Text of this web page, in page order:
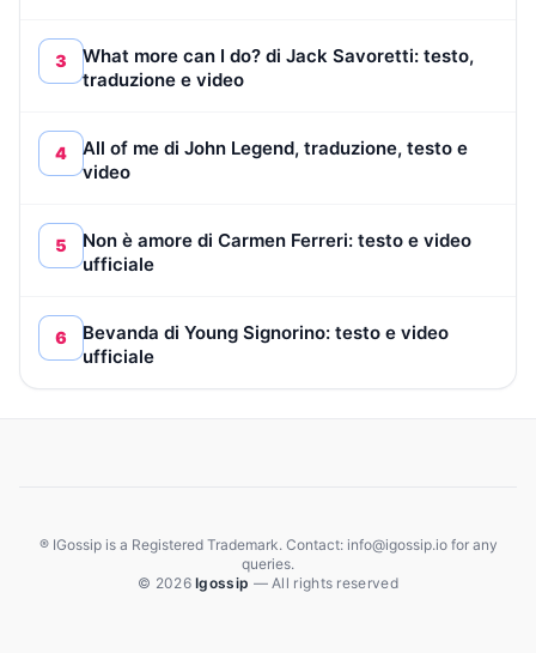
3
What more can I do? di Jack Savoretti: testo,
traduzione e video
4
All of me di John Legend, traduzione, testo e
video
5
Non è amore di Carmen Ferreri: testo e video
ufficiale
6
Bevanda di Young Signorino: testo e video
ufficiale
® IGossip is a Registered Trademark. Contact: info@igossip.io for any
queries.
© 2026Igossip — All rights reserved